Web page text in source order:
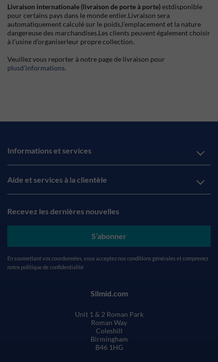
Livraison internationale (livraison de porte à porte)estdisponible
pour certains pays dans le monde entier.Livraison sera
automatiquement calculé sur le poids,l’emplacement et la nature
dangereuse des marchandises.Les clients peuvent également choisir
à l’usine d’organiserleur propre collection.
Veuillez vous reporter à notre page de livraison pour
plusd’informations.
Informations et services
Aide et services à la clientèle
Recevez les dernières nouvelles
S’abonner
En soumettant vos coordonnées, vous acceptez nos conditions générales et comprenez
notre politique de confidentialité
Silmid.com
Unit 1 & 2 Roman Park
Roman Way
Coleshill
Birmingham
B46 1HG